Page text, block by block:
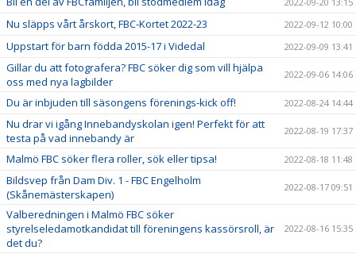
Nu släpps vårt årskort, FBC-Kortet 2022-23 2022-09-12 10:00
Uppstart för barn födda 2015-17 i Videdal 2022-09-09 13:41
Gillar du att fotografera? FBC söker dig som vill hjälpa
oss med nya lagbilder
2022-09-06 14:06
Du är inbjuden till säsongens förenings-kick off! 2022-08-24 14:44
Nu drar vi igång Innebandyskolan igen! Perfekt för att
testa på vad innebandy är
2022-08-19 17:37
Malmö FBC söker flera roller, sök eller tipsa! 2022-08-18 11:48
Bildsvep från Dam Div. 1 - FBC Engelholm
(Skånemästerskapen)
2022-08-17 09:51
Valberedningen i Malmö FBC söker
styrelseledamotkandidat till föreningens kassörsroll, är
det du?
2022-08-16 15:35